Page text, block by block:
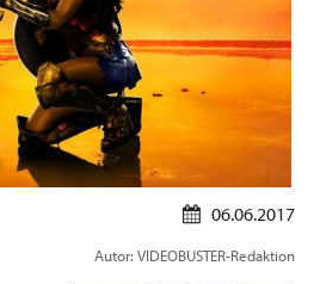
06.06.2017
Autor: VIDEOBUSTER-Redaktion